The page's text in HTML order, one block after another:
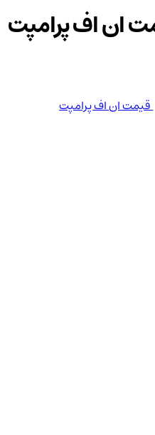
ان اف پرامپت
قیمت ان اف پرامپت